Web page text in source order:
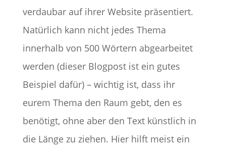
verdaubar auf ihrer Website präsentiert.
Natürlich kann nicht jedes Thema
innerhalb von 500 Wörtern abgearbeitet
werden (dieser Blogpost ist ein gutes
Beispiel dafür) – wichtig ist, dass ihr
eurem Thema den Raum gebt, den es
benötigt, ohne aber den Text künstlich in
die Länge zu ziehen. Hier hilft meist ein